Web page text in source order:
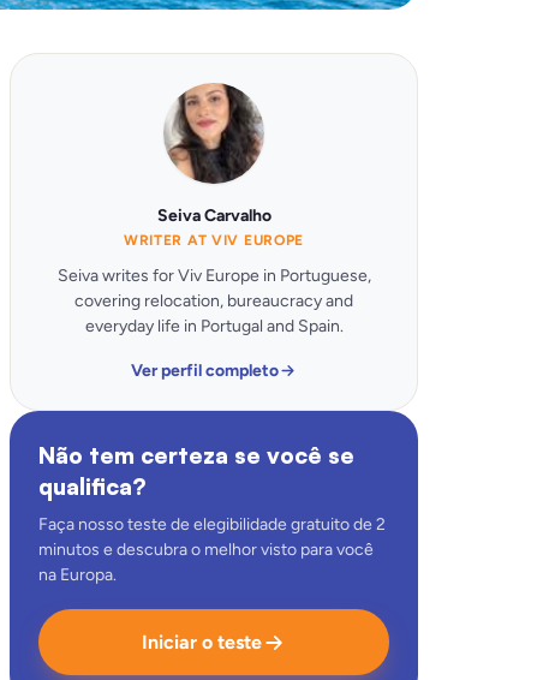
Seiva Carvalho
WRITER AT VIV EUROPE
Seiva writes for Viv Europe in Portuguese,
covering relocation, bureaucracy and
everyday life in Portugal and Spain.
Ver perfil completo
Não tem certeza se você se
qualifica?
Faça nosso teste de elegibilidade gratuito de 2
minutos e descubra o melhor visto para você
na Europa.
Iniciar o teste